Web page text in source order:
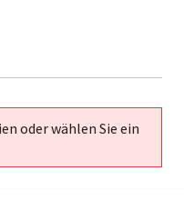
oder wählen Sie ein